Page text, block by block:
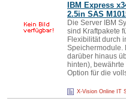
IBM Express
2.5in SAS
Die Server IBM
sind Kraftpakete
Flexibilität durch
Speichermodule.
darüber hinaus
hinten),
Option für die
X-Vision Online IT